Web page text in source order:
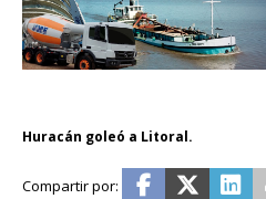
Huracán goleó a Litoral.